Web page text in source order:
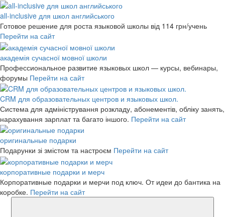
all-inclusive для школ английського
Готовое решение для роста языковой школы від 114 грн/учень
Перейти на сайт
академія сучасної мовної школи
Профессиональное развитие языковых школ — курсы, вебинары,
форумы Перейти на сайт
CRM для образовательных центров и языковых школ.
Система для адміністрування розкладу, абонементів, обліку занять,
нарахування зарплат та багато іншого. Перейти на сайт
оригинальные подарки
Подарунки зі змістом та настроєм Перейти на сайт
корпоративные подарки и мерч
Корпоративные подарки и мерчи под ключ. От идеи до бантика на
коробке. Перейти на сайт